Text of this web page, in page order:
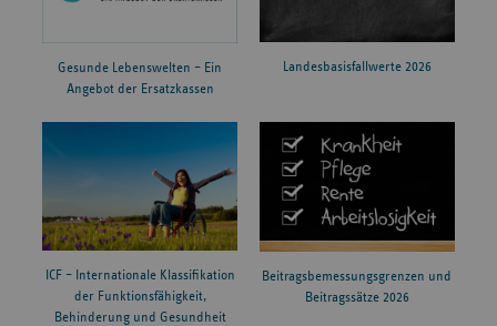
Gesunde Lebenswelten – Ein
Angebot der Ersatzkassen
Landesbasisfallwerte 2026
ICF – Internationale Klassifikation
der Funktionsfähigkeit,
Behinderung und Gesundheit
Beitragsbemessungsgrenzen und
Beitragssätze 2026